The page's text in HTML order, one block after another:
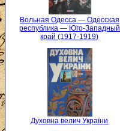
Вольная Одесса — Одесская
республика — Юго-Западный
край (1917-1919)
Духовна велич України